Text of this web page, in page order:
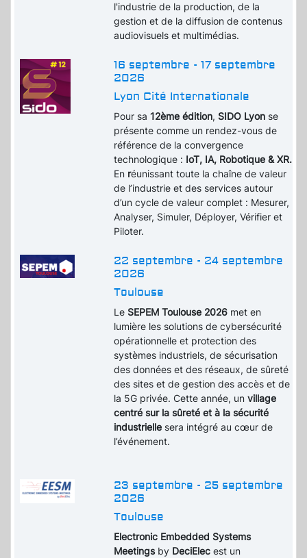
l'industrie de la production, de la
gestion et de la diffusion de contenus
audiovisuels et multimédias.
16 septembre - 17 septembre
2026
Lyon Cité Internationale
Pour sa12ème édition, SIDO Lyon se
présente comme un rendez-vous de
référence de la convergence
technologique : IoT, IA, Robotique & XR.
En réunissant toute la chaîne de valeur
de l’industrie et des services autour
d’un cycle de valeur complet : Mesurer,
Analyser, Simuler, Déployer, Vérifier et
Piloter.
22 septembre - 24 septembre
2026
Toulouse
Le SEPEM Toulouse 2026 met en
lumière les solutions de cybersécurité
opérationnelle et protection des
systèmes industriels, de sécurisation
des données et des réseaux, de sûreté
des sites et de gestion des accès et de
la 5G privée. Cette année, unvillage
centré sur la sûreté et à la sécurité
industrielle sera intégré au cœur de
l’événement.
23 septembre - 25 septembre
2026
Toulouse
Electronic Embedded Systems
Meetingsby DeciElecest un